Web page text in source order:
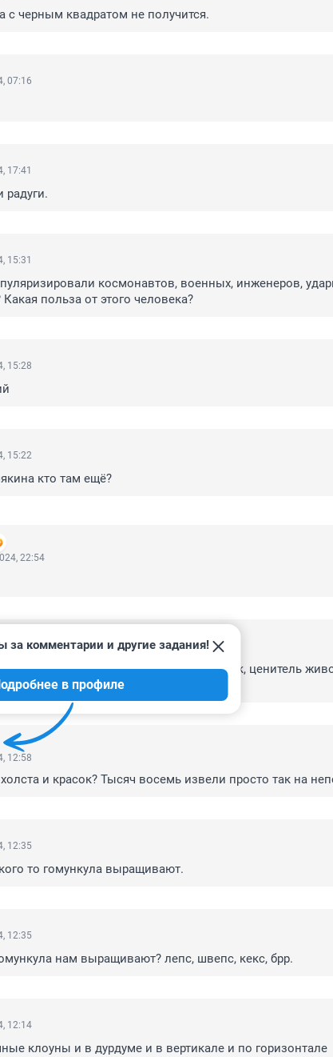
с черным квадратом не получится.
07:16
17:41
радуги.
15:31
космонавтов, военных, инженеров,
Какая польза от этого человека?
15:28
15:22
кто там ещё?
22:54
13:36
будет "Чёрный квадрат"! Может так, ценитель
за комментарии и другие задания!
в профиле
12:58
и красок? Тысяч восемь извели просто так на
12:35
то гомункула выращивают.
12:35
нам выращивают? лепс, швепс, кекс, брр.
12:14
клоуны и в дурдуме и в вертикале и по горизонтале